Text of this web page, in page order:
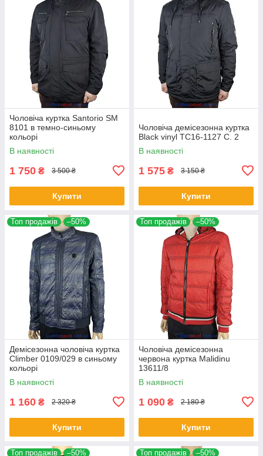
Чоловіча куртка Santorio SM
8101 в темно-синьому
кольорі
В наявності
1 750 ₴ 3 500 ₴
Купити
Чоловіча демісезонна куртка
Black vinyl TC16-1127 C. 2
В наявності
1 575 ₴ 3 150 ₴
Купити
Топ продажів –50%
Демісезонна чоловіча куртка
Climber 0109/029 в синьому
кольорі
В наявності
1 160 ₴ 2 320 ₴
Купити
Топ продажів –50%
Чоловіча демісезонна
червона куртка Malidinu
13611/8
В наявності
1 090 ₴ 2 180 ₴
Купити
Топ продажів –50% Топ продажів –50%